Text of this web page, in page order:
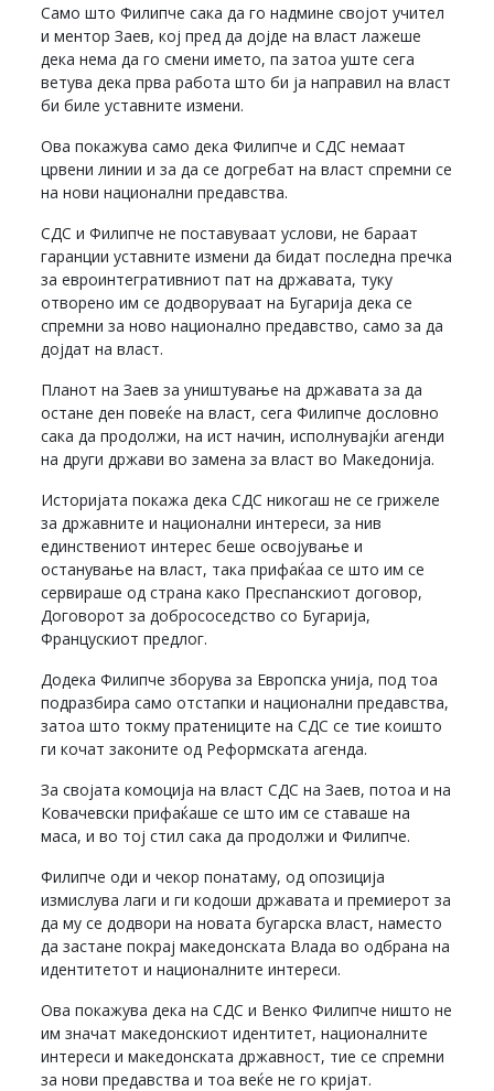
Само што Филипче сака да го надмине својот учител
и ментор Заев, кој пред да дојде на власт лажеше
дека нема да го смени името, па затоа уште сега
ветува дека прва работа што би ја направил на власт
би биле уставните измени.
Ова покажува само дека Филипче и СДС немаат
црвени линии и за да се догребат на власт спремни се
на нови национални предавства.
СДС и Филипче не поставуваат услови, не бараат
гаранции уставните измени да бидат последна пречка
за евроинтегративниот пат на државата, туку
отворено им се додворуваат на Бугарија дека се
спремни за ново национално предавство, само за да
дојдат на власт.
Планот на Заев за уништување на државата за да
остане ден повеќе на власт, сега Филипче дословно
сака да продолжи, на ист начин, исполнувајќи агенди
на други држави во замена за власт во Македонија.
Историјата покажа дека СДС никогаш не се грижеле
за државните и национални интереси, за нив
единствениот интерес беше освојување и
останување на власт, така прифаќаа се што им се
сервираше од страна како Преспанскиот договор,
Договорот за добрососедство со Бугарија,
Францускиот предлог.
Додека Филипче зборува за Европска унија, под тоа
подразбира само отстапки и национални предавства,
затоа што токму пратениците на СДС се тие коишто
ги кочат законите од Реформската агенда.
За својата комоција на власт СДС на Заев, потоа и на
Ковачевски прифаќаше се што им се ставаше на
маса, и во тој стил сака да продолжи и Филипче.
Филипче оди и чекор понатаму, од опозиција
измислува лаги и ги кодоши државата и премиерот за
да му се додвори на новата бугарска власт, наместо
да застане покрај македонската Влада во одбрана на
идентитетот и националните интереси.
Ова покажува дека на СДС и Венко Филипче ништо не
им значат македонскиот идентитет, националните
интереси и македонската државност, тие се спремни
за нови предавства и тоа веќе не го кријат.